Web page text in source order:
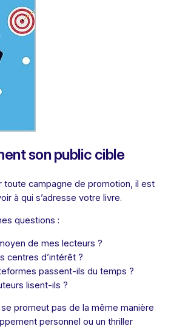
son public cible
toute campagne de promotion, il est
à qui s’adresse votre livre.
questions :
de mes lecteurs ?
centres d’intérêt ?
passent-ils du temps ?
lisent-ils ?
promeut pas de la même manière
personnel ou un thriller